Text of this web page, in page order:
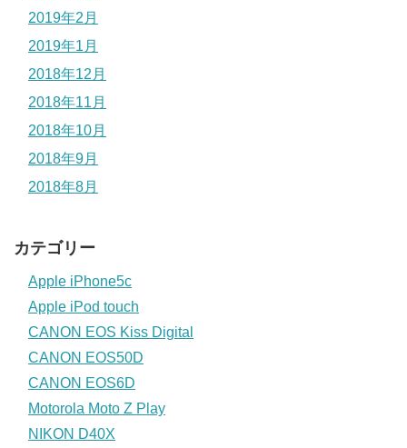
2019年2月
2019年1月
2018年12月
2018年11月
2018年10月
2018年9月
2018年8月
カテゴリー
Apple iPhone5c
Apple iPod touch
CANON EOS Kiss Digital
CANON EOS50D
CANON EOS6D
Motorola Moto Z Play
NIKON D40X